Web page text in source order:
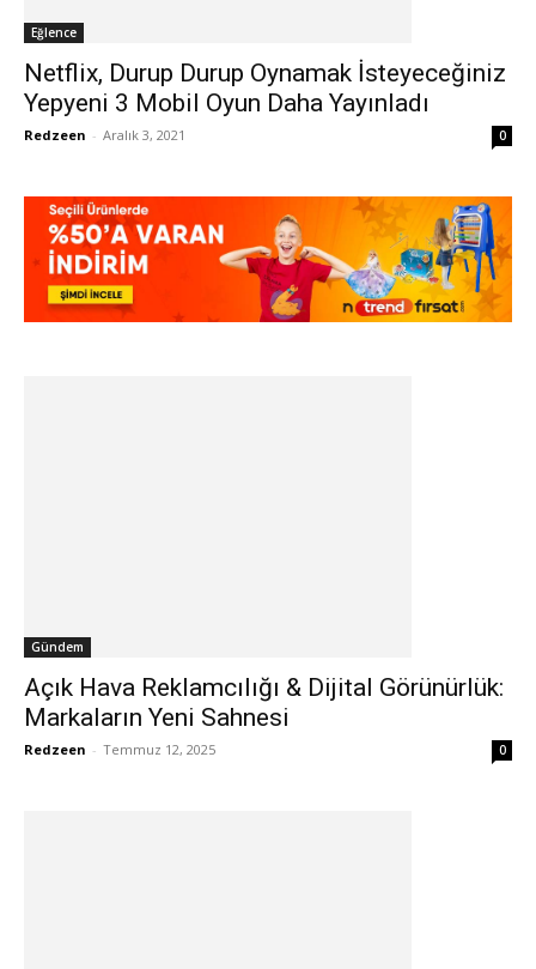
Eğlence
Netflix, Durup Durup Oynamak İsteyeceğiniz
Yepyeni 3 Mobil Oyun Daha Yayınladı
Redzeen - Aralık 3, 2021 0
Gündem
Açık Hava Reklamcılığı & Dijital Görünürlük:
Markaların Yeni Sahnesi
Redzeen - Temmuz 12, 2025 0